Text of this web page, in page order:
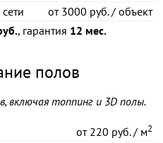
от3000 руб. / объект
, гарантия 12 мес.
полов
включая топпинг и 3D полы.
от220 руб. / м2